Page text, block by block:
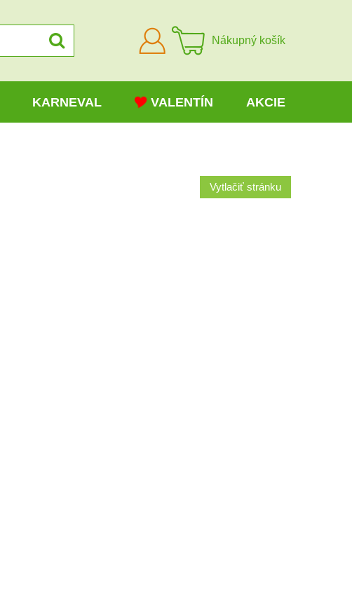
Prihlásiť
sa
Nákupný košík
KARNEVAL VALENTÍN AKCIE
Vytlačiť stránku